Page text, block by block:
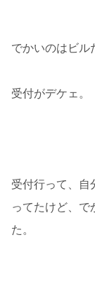
でかいのはビル
受付がデケェ。
受付行って、自
ってたけど、で
た。